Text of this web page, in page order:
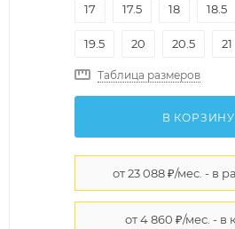
17 17.5 18 18.5
19.5 20 20.5 21
Таблица размеров
В КОРЗИНУ